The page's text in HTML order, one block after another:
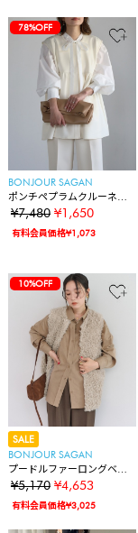
78%OFF
BONJOUR SAGAN
ポンチペプラムクルーネッ
クジレ
¥7,480 ¥1,650
有料会員価格¥1,073
10%OFF
SALE
BONJOUR SAGAN
プードルファーロングベス
ト
¥5,170 ¥4,653
有料会員価格¥3,025